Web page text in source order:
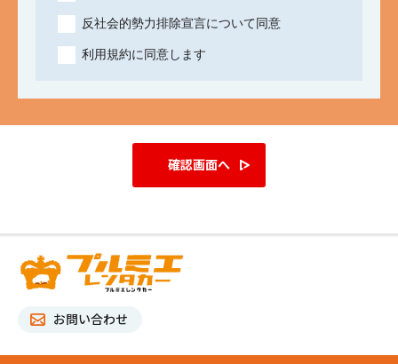
反社会的勢力排除宣言について同意
利用規約に同意します
確認画面へ
お問い合わせ